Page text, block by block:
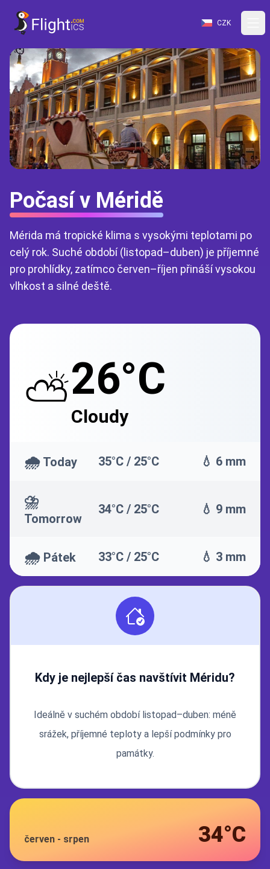
CZK
Počasí v Méridě
Mérida má tropické klima s vysokými teplotami po
celý rok. Suché období (listopad–duben) je příjemné
pro prohlídky, zatímco červen–říjen přináší vysokou
vlhkost a silné deště.
⛅26°C
Cloudy
🌧️ Today 35°C / 25°C 💧 6 mm
⛈️
Tomorrow
34°C / 25°C 💧 9 mm
🌧️ Pátek 33°C / 25°C 💧 3 mm
Kdy je nejlepší čas navštívit Méridu?
Ideálně v suchém období listopad–duben: méně
srážek, příjemné teploty a lepší podmínky pro
památky.
červen - srpen 34°C